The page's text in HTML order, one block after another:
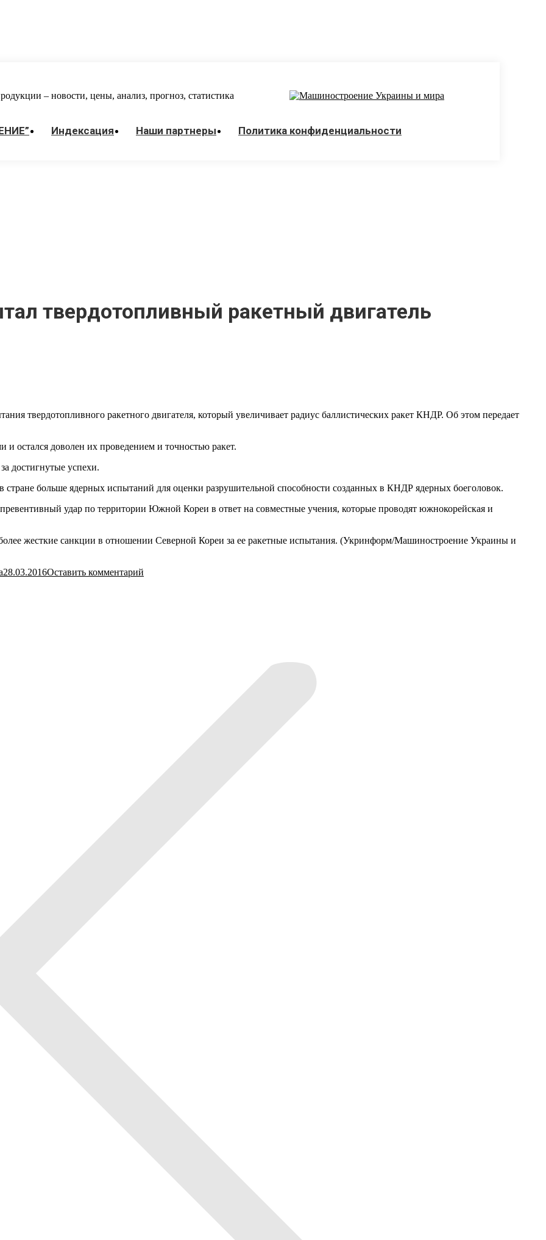
– новости, цены, анализ, прогноз, статистика
Индекcация Наши партнеры Политика конфиденциальности
твердотопливный ракетный двигатель
твердотопливного ракетного двигателя, который увеличивает радиус баллистических ракет КНДР. Об этом передает
доволен их проведением и точностью ракет.
достигнутые успехи.
больше ядерных испытаний для оценки разрушительной способности созданных в КНДР ядерных боеголовок.
удар по территории Южной Кореи в ответ на совместные учения, которые проводят южнокорейская и
жесткие санкции в отношении Северной Кореи за ее ракетные испытания. (Укринформ/Машиностроение Украины и
28.03.2016Оставить комментарий